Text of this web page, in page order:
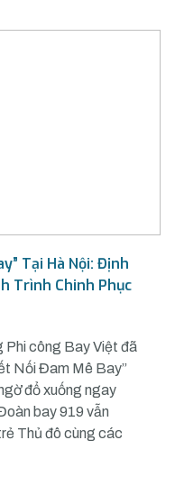
Tại Hà Nội: Định
Trình Chinh Phục
Phi công Bay Việt đã
Nối Đam Mê Bay”
đổ xuống ngay
bay 919 vẫn
Thủ đô cùng các